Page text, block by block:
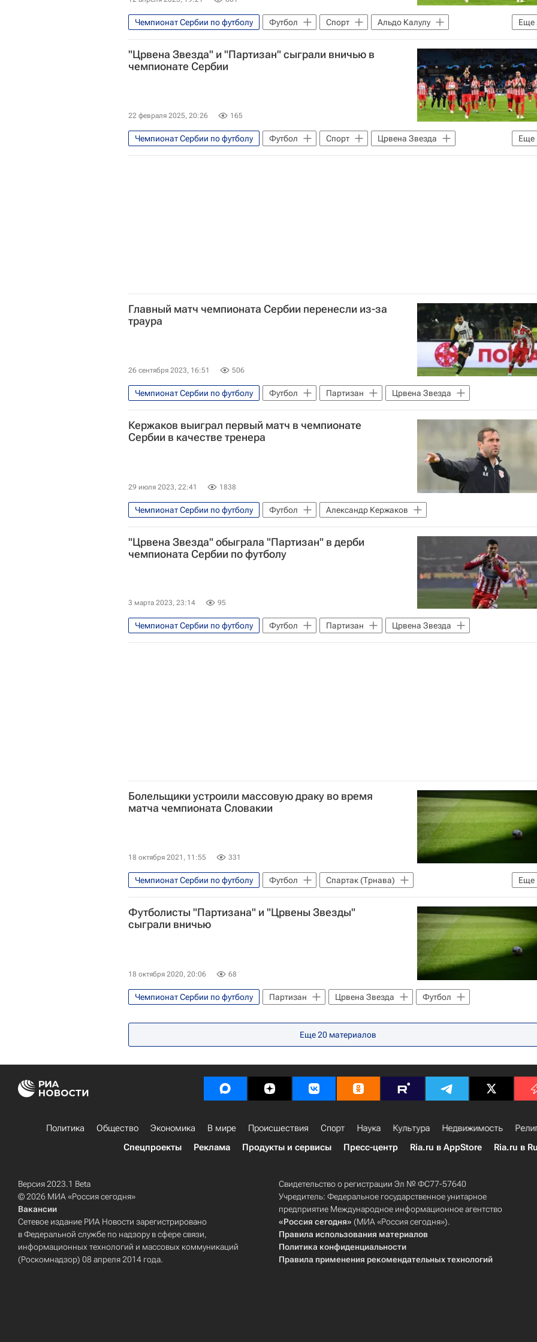
Еще
Чемпионат Сербии по футболу Футбол Спорт
Альдо Калулу
Црвена Звезда
Партизан
"Црвена Звезда" и "Партизан" сыграли вничью в
чемпионате Сербии
22 февраля 2025, 20:26 165
Еще
Чемпионат Сербии по футболу Футбол Спорт
Црвена Звезда
Партизан
Главный матч чемпионата Сербии перенесли из-за
траура
26 сентября 2023, 16:51 506
Чемпионат Сербии по футболу Футбол Партизан Црвена Звезда
Кержаков выиграл первый матч в чемпионате
Сербии в качестве тренера
29 июля 2023, 22:41 1838
Чемпионат Сербии по футболу Футбол Александр Кержаков
"Црвена Звезда" обыграла "Партизан" в дерби
чемпионата Сербии по футболу
3 марта 2023, 23:14 95
Чемпионат Сербии по футболу Футбол Партизан Црвена Звезда
Болельщики устроили массовую драку во время
матча чемпионата Словакии
18 октября 2021, 11:55 331
Еще
Чемпионат Сербии по футболу Футбол
Спартак (Трнава)
Слован (Братислава)
Футболисты "Партизана" и "Црвены Звезды"
сыграли вничью
18 октября 2020, 20:06 68
Чемпионат Сербии по футболу Партизан Црвена Звезда Футбол
Еще20 материалов
Политика Общество Экономика В мире Происшествия Спорт Наука Культура Недвижимость
Спецпроекты
Реклама Продукты и сервисы Пресс-центр Ria.ru в AppStore Ria.ru в
Версия 2023.1 Beta
© 2026 МИА «Россия сегодня»
Вакансии
Сетевое издание РИА Новости зарегистрировано
в Федеральной службе по надзору в сфере связи,
информационных технологий и массовых коммуникаций
(Роскомнадзор) 08 апреля 2014 года.
Свидетельство о регистрации Эл № ФС77-57640
Учредитель: Федеральное государственное унитарное
предприятие Международное информационное агентство
«Россия сегодня» (МИА «Россия сегодня»).
Правила использования материалов
Политика конфиденциальности
Правила применения рекомендательных технологий